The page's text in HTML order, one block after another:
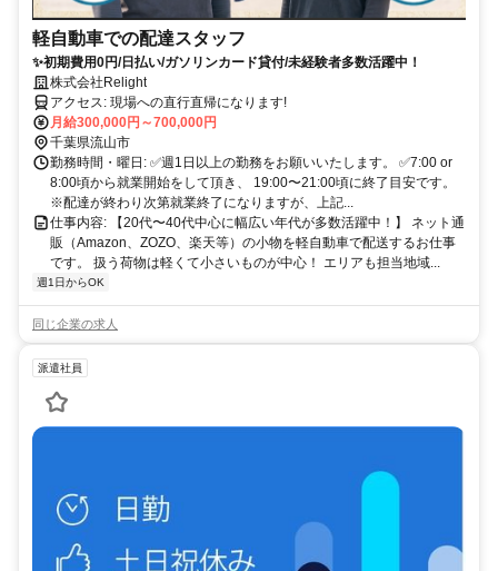
軽自動車での配達スタッフ
✨初期費用0円/日払い/ガソリンカード貸付/未経験者多数活躍中！
株式会社Relight
アクセス: 現場への直行直帰になります!
月給300,000円～700,000円
千葉県流山市
勤務時間・曜日: ✅週1日以上の勤務をお願いいたします。 ✅7:00 or
8:00頃から就業開始をして頂き、 19:00〜21:00頃に終了目安です。
※配達が終わり次第就業終了になりますが、上記...
仕事内容: 【20代〜40代中心に幅広い年代が多数活躍中！】 ネット通
販（Amazon、ZOZO、楽天等）の小物を軽自動車で配送するお仕事
です。 扱う荷物は軽くて小さいものが中心！ エリアも担当地域...
週1日からOK
同じ企業の求人
派遣社員